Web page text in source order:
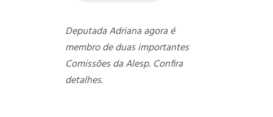
Deputada Adriana agora é
membro de duas importantes
Comissões da Alesp. Confira
detalhes.